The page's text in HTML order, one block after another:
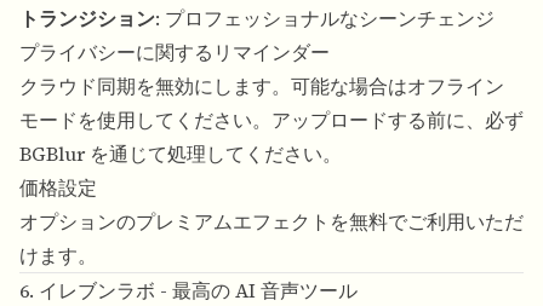
トランジション: プロフェッショナルなシーンチェンジ
プライバシーに関するリマインダー
クラウド同期を無効にします。可能な場合はオフライン
モードを使用してください。アップロードする前に、必ず
BGBlur を通じて処理してください。
価格設定
オプションのプレミアムエフェクトを無料でご利用いただ
けます。
6. イレブンラボ - 最高の AI 音声ツール